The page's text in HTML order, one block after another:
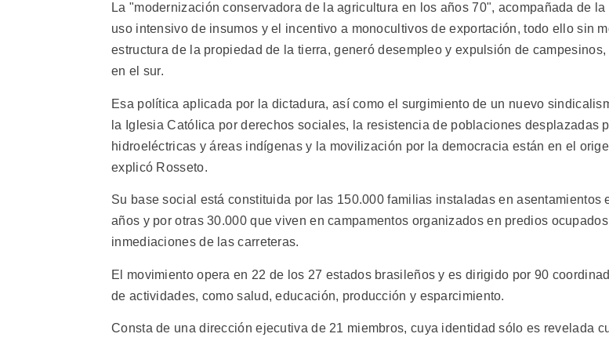
La "modernización conservadora de la agricultura en los años 70", acompañada de la
uso intensivo de insumos y el incentivo a monocultivos de exportación, todo ello sin
estructura de la propiedad de la tierra, generó desempleo y expulsión de
en el sur.
Esa política aplicada por la dictadura, así como el surgimiento de un nuevo
la Iglesia Católica por derechos sociales, la resistencia de poblaciones desplazadas
hidroeléctricas y áreas indígenas y la movilización por la democracia están en el
explicó Rosseto.
Su base social está constituida por las 150.000 familias instaladas en asentamientos
años y por otras 30.000 que viven en campamentos organizados en predios
inmediaciones de las carreteras.
El movimiento opera en 22 de los 27 estados brasileños y es dirigido por 90
de actividades, como salud, educación, producción y esparcimiento.
Consta de una dirección ejecutiva de 21 miembros, cuya identidad sólo es revelada